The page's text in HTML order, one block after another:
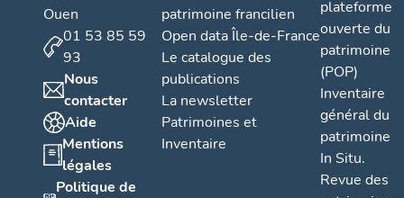
Ouen
01 53 85 59
93
Nous
contacter
Aide
Mentions
légales
Politique de
patrimoine francilien
Open data Île-de-France
Le catalogue des
publications
La newsletter
Patrimoines et
Inventaire
plateforme
ouverte du
patrimoine
(POP)
Inventaire
général du
patrimoine
In Situ.
Revue des